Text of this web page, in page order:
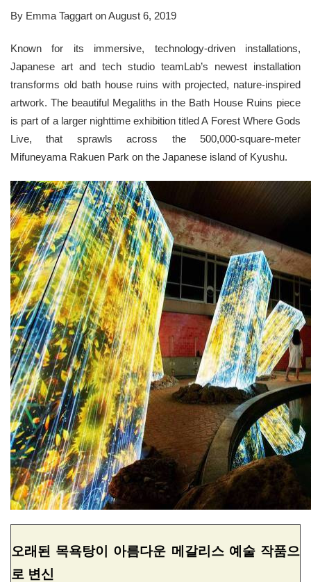
By Emma Taggart on August 6, 2019
Known for its immersive, technology-driven installations,
Japanese art and tech studio teamLab’s newest installation
transforms old bath house ruins with projected, nature-inspired
artwork. The beautiful Megaliths in the Bath House Ruins piece
is part of a larger nighttime exhibition titled A Forest Where Gods
Live, that sprawls across the 500,000-square-meter
Mifuneyama Rakuen Park on the Japanese island of Kyushu.
오래된 목욕탕이 아름다운 메갈리스 예술 작품으
로 변신